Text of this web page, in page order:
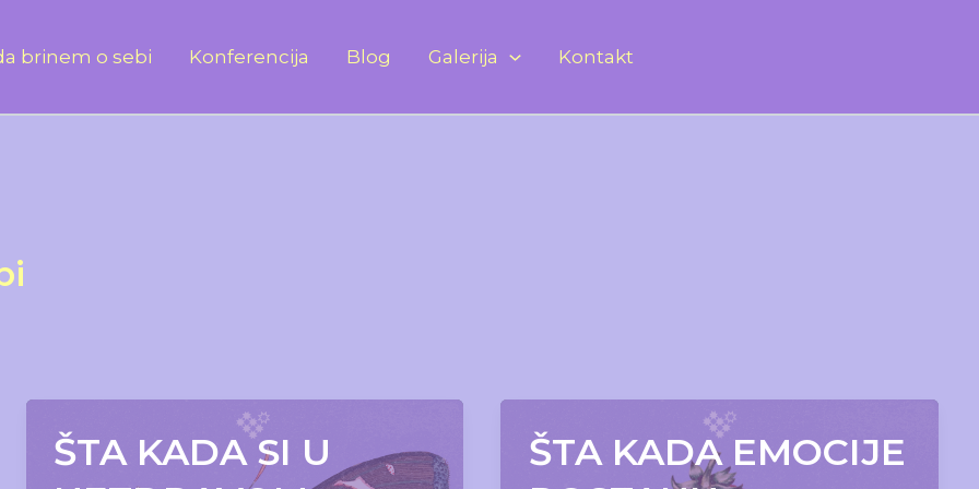
brinem o sebi Konferencija Blog Galerija Kontakt
ŠTA KADA SI U
ŠTA KADA EMOCIJE